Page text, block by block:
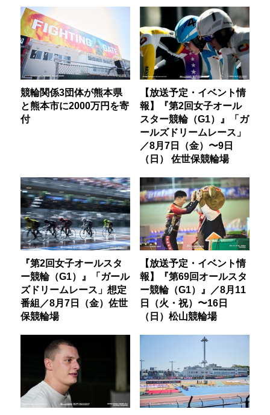
競輪関係3団体が熊本県
と熊本市に2000万円を寄
付
【放送予定・イベント情
報】『第2回女子オール
スター競輪（G1）』「ガ
ールズドリームレース」
／8月7日（金）〜9日
（日） 佐世保競輪場
『第2回女子オールスタ
ー競輪（G1）』「ガール
ズドリームレース」想定
番組／8月7日（金）佐世
保競輪場
【放送予定・イベント情
報】『第69回オールスタ
ー競輪（G1）』／8月11
日（火・祝）〜16日
（日）松山競輪場